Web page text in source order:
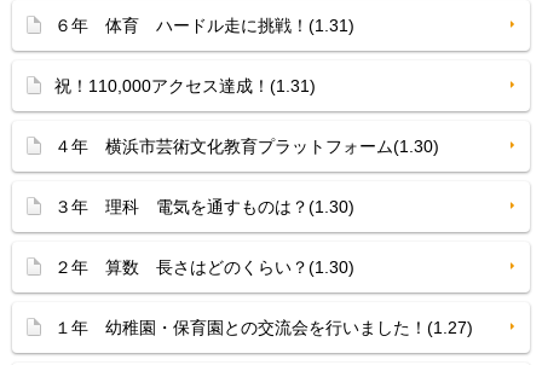
６年 体育 ハードル走に挑戦！(1.31)
祝！110,000アクセス達成！(1.31)
４年 横浜市芸術文化教育プラットフォーム(1.30)
３年 理科 電気を通すものは？(1.30)
２年 算数 長さはどのくらい？(1.30)
１年 幼稚園・保育園との交流会を行いました！(1.27)